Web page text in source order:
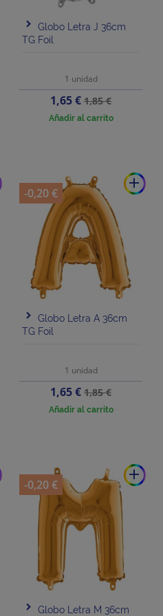
Globo Letra J 36cm
TG Foil
1 unidad
Precio
1,65 €Precio
base
1,85 €
Añadir al carrito
add
Globo Letra A 36cm
TG Foil
1 unidad
Precio
1,65 €Precio
base
1,85 €
Añadir al carrito
-0,20 €
add
Globo Letra M 36cm
-0,20 €